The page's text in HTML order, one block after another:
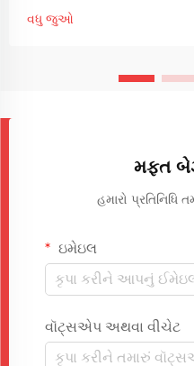
કંપનીઓ માટે ડુ...
વધુ જુઓ
મફત
હમારો
ઇમેઇલ
વૉટ્સએપ અથવા વીચેટ